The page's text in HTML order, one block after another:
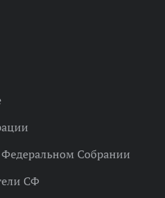
Федеральном Собрании
СФ